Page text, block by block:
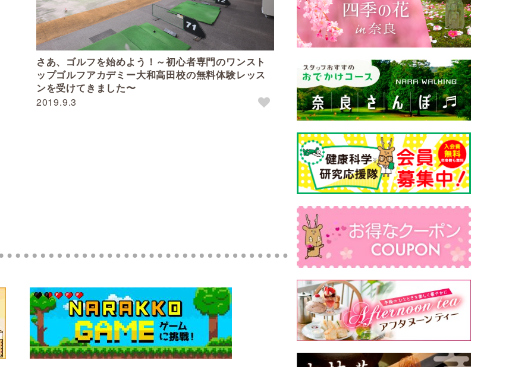
2019.9.3
さあ、ゴルフを始めよう！～初心者専門のワンスト
ップゴルフアカデミー大和高田校の無料体験レッス
ンを受けてきました〜